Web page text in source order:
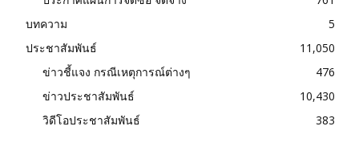
บทความ
5
ประชาสัมพันธ์
11,050
ข่าวชี้แจง กรณีเหตุการณ์ต่างๆ
476
ข่าวประชาสัมพันธ์
10,430
วิดีโอประชาสัมพันธ์
383